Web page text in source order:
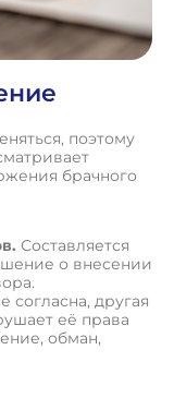
поэтому
брачного
Составляется
о внесении
согласна, другая
её права
обман,